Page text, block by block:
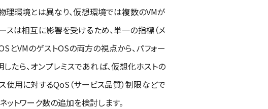
理環境とは異なり、仮想環境では複数のVMが
ースは相互に影響を受けるため、単一の指標（メ
とVMのゲストOSの両方の視点から、パフォー
たら、オンプレミスであれば、仮想化ホストの
使用に対するQoS（サービス品質）制限などで
ットワーク数の追加を検討します。